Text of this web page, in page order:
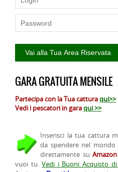
GARA GRATUITA MENSILE
Partecipa con la Tua catturaqui>>
Vedi i pescatori in garaqui >>
Inserisci la tua cattura
da spendere nel
direttamente suAmazon
vuoi tu.Vedi i Buoni Acquisto